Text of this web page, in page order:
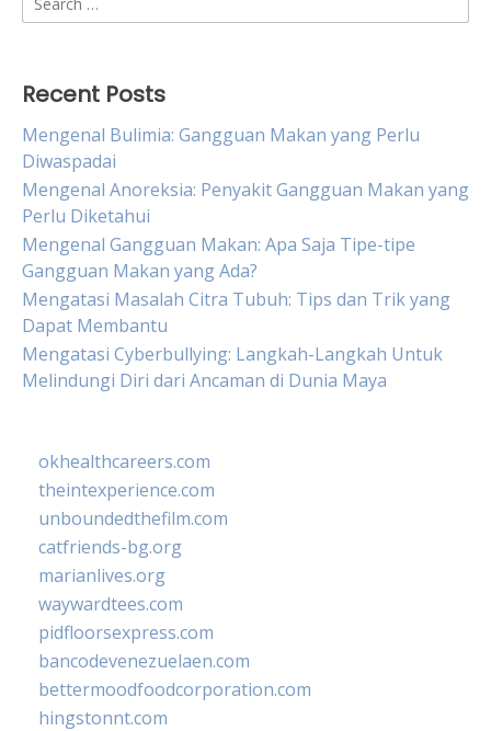
for:
Recent Posts
Mengenal Bulimia: Gangguan Makan yang Perlu
Diwaspadai
Mengenal Anoreksia: Penyakit Gangguan Makan yang
Perlu Diketahui
Mengenal Gangguan Makan: Apa Saja Tipe-tipe
Gangguan Makan yang Ada?
Mengatasi Masalah Citra Tubuh: Tips dan Trik yang
Dapat Membantu
Mengatasi Cyberbullying: Langkah-Langkah Untuk
Melindungi Diri dari Ancaman di Dunia Maya
okhealthcareers.com
theintexperience.com
unboundedthefilm.com
catfriends-bg.org
marianlives.org
waywardtees.com
pidfloorsexpress.com
bancodevenezuelaen.com
bettermoodfoodcorporation.com
hingstonnt.com